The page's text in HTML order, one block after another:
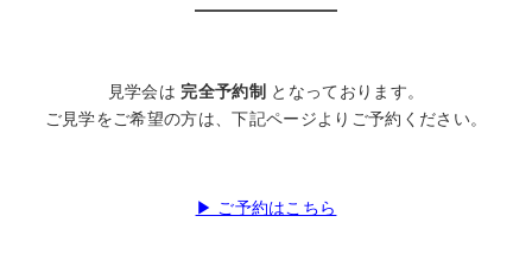
見学会は完全予約制 となっております。
ご見学をご希望の方は、下記ページよりご予約ください。
▶ ご予約はこちら